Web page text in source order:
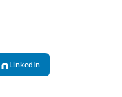
LinkedIn